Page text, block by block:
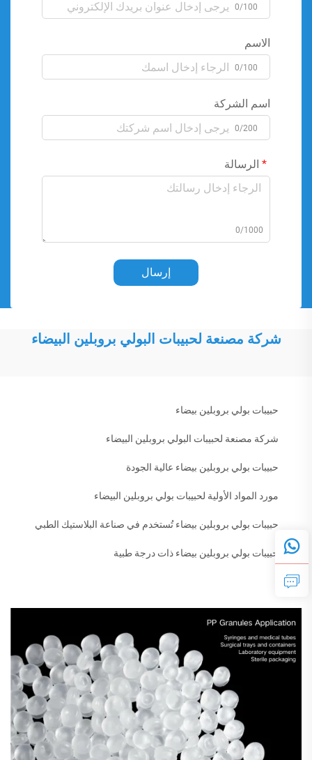
0/100
الاسم
0/100
اسم الشركة
0/200
الرسالة
0/1000
إرسال
شركة مصنعة لحبيبات البولي بروبلين البيضاء
حبيبات بولي بروبلين بيضاء
شركة مصنعة لحبيبات البولي بروبلين البيضاء
حبيبات بولي بروبلين بيضاء عالية الجودة
مورد المواد الأولية لحبيبات بولي بروبلين البيضاء
حبيبات بولي بروبلين بيضاء تُستخدم في صناعة البلاستيك الطبي
حبيبات بولي بروبلين بيضاء ذات درجة طبية